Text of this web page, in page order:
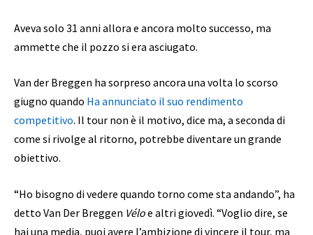
Aveva solo 31 anni allora e ancora molto successo, ma
ammette che il pozzo si era asciugato.
Van der Breggen ha sorpreso ancora una volta lo scorso
giugno quando Ha annunciato il suo rendimento
competitivo. Il tour non è il motivo, dice ma, a seconda di
come si rivolge al ritorno, potrebbe diventare un grande
obiettivo.
“Ho bisogno di vedere quando torno come sta andando”, ha
detto Van Der Breggen Véloe altri giovedì. “Voglio dire, se
hai una media, puoi avere l’ambizione di vincere il tour, ma